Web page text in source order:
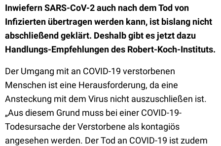
Inwiefern SARS-CoV-2 auch nach dem Tod von
Infizierten übertragen werden kann, ist bislang nicht
abschließend geklärt. Deshalb gibt es jetzt dazu
Handlungs-Empfehlungen des Robert-Koch-Instituts.
Der Umgang mit an COVID-19 verstorbenen
Menschen ist eine Herausforderung, da eine
Ansteckung mit dem Virus nicht auszuschließen ist.
„Aus diesem Grund muss bei einer COVID-19-
Todesursache der Verstorbene als kontagiös
angesehen werden. Der Tod an COVID-19 ist zudem